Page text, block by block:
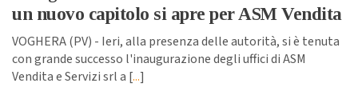
un nuovo capitolo si apre per ASM Vendita
VOGHERA (PV) - Ieri, alla presenza delle autorità, si è tenuta
con grande successo l'inaugurazione degli uffici di ASM
Vendita e Servizi srl a [...]